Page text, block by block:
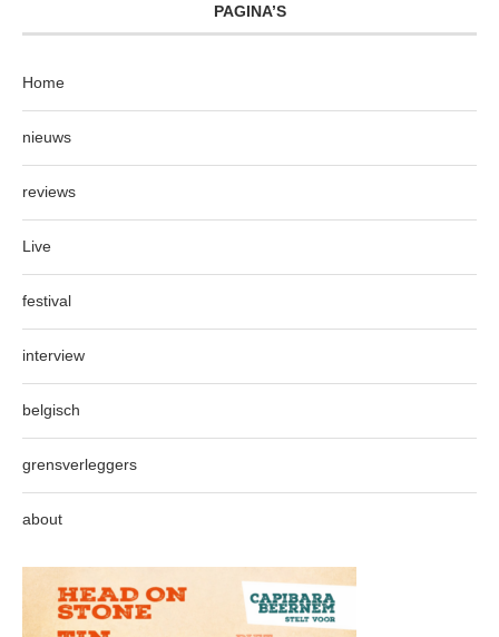
PAGINA’S
Home
nieuws
reviews
Live
festival
interview
belgisch
grensverleggers
about